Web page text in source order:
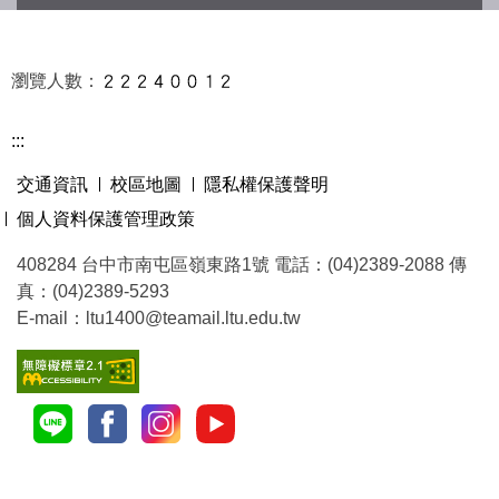
瀏覽人數：
:::
交通資訊 校區地圖
隱私權保護聲明
個人資料保護管理政策
408284 台中市南屯區嶺東路1號 電話：(04)2389-2088 傳
真：(04)2389-5293
E-mail：ltu1400@teamail.ltu.edu.tw